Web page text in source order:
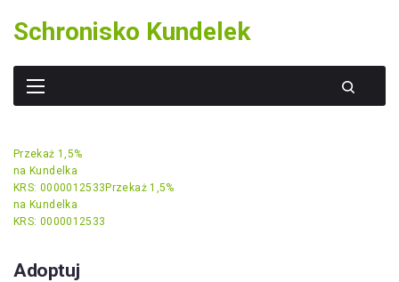
content
Schronisko Kundelek
Przekaż 1,5%
na Kundelka
KRS: 0000012533 Przekaż 1,5%
na Kundelka
KRS: 0000012533
Adoptuj